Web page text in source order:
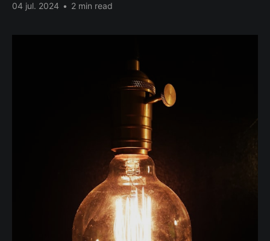
04 jul. 2024 • 2 min read